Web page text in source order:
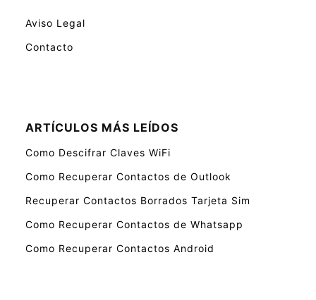
Aviso Legal
Contacto
ARTÍCULOS MÁS LEÍDOS
Como Descifrar Claves WiFi
Como Recuperar Contactos de Outlook
Recuperar Contactos Borrados Tarjeta Sim
Como Recuperar Contactos de Whatsapp
Como Recuperar Contactos Android